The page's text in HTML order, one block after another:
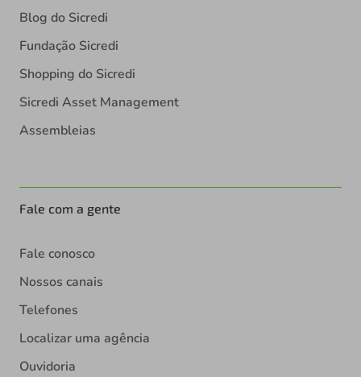
Blog do Sicredi
Fundação Sicredi
Shopping do Sicredi
Sicredi Asset Management
Assembleias
Fale com a gente
Fale conosco
Nossos canais
Telefones
Localizar uma agência
Ouvidoria